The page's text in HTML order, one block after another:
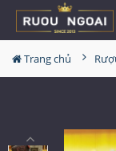
Trang chủ